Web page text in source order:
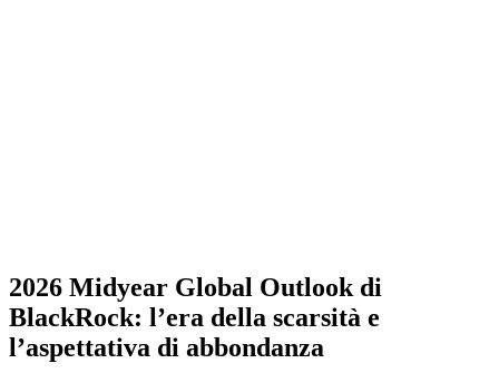
2026 Midyear Global Outlook di
BlackRock: l’era della scarsità e
l’aspettativa di abbondanza